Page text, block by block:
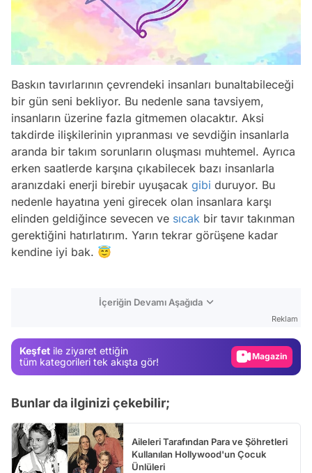
Baskın tavırlarının çevrendeki insanları bunaltabileceği
bir gün seni bekliyor. Bu nedenle sana tavsiyem,
insanların üzerine fazla gitmemen olacaktır. Aksi
takdirde ilişkilerinin yıpranması ve sevdiğin insanlarla
aranda bir takım sorunların oluşması muhtemel. Ayrıca
erken saatlerde karşına çıkabilecek bazı insanlarla
aranızdaki enerji birebir uyuşacak gibi duruyor. Bu
nedenle hayatına yeni girecek olan insanlara karşı
elinden geldiğince sevecen ve sıcak bir tavır takınman
gerektiğini hatırlatırım. Yarın tekrar görüşene kadar
kendine iyi bak. 😇
İçeriğin Devamı Aşağıda
Reklam
Keşfet ile ziyaret ettiğin
tüm kategorileri tek akışta gör!
Magazin
Bunlar da ilginizi çekebilir;
Aileleri Tarafından Para ve Şöhretleri
Kullanılan Hollywood'un Çocuk
Ünlüleri